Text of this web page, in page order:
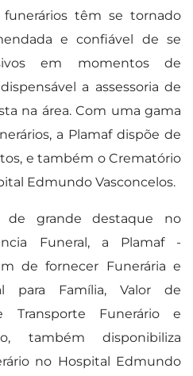
têm se tornado
e confiável de se
em momentos de
a assessoria de
na área. Com uma gama
a Plamaf dispõe de
e também o Crematório
Edmundo Vasconcelos.
de grande destaque no
Funeral, a Plamaf -
de fornecer Funerária e
para Família, Valor de
Transporte Funerário e
também disponibiliza
no Hospital Edmundo